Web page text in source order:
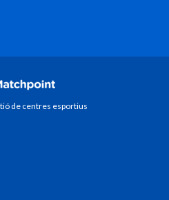
de centres esportius